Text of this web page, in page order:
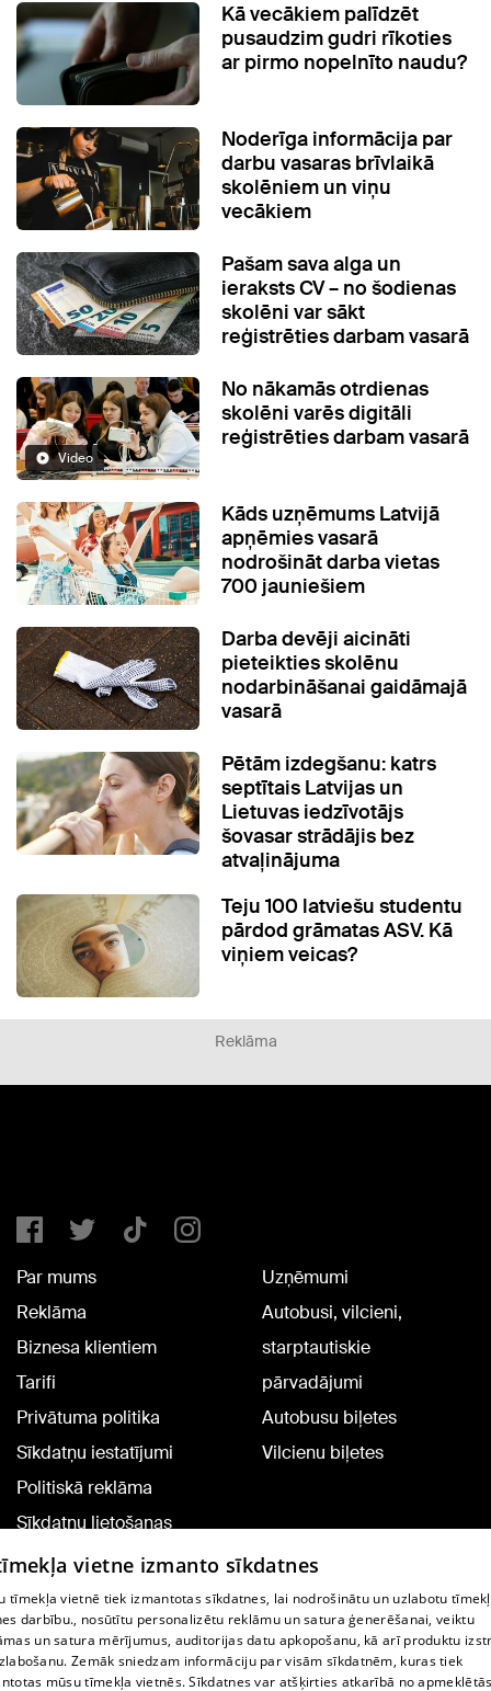
Kā vecākiem palīdzēt
pusaudzim gudri rīkoties
ar pirmo nopelnīto naudu?
Noderīga informācija par
darbu vasaras brīvlaikā
skolēniem un viņu
vecākiem
Pašam sava alga un
ieraksts CV – no šodienas
skolēni var sākt
reģistrēties darbam vasarā
Video
No nākamās otrdienas
skolēni varēs digitāli
reģistrēties darbam vasarā
Kāds uzņēmums Latvijā
apņēmies vasarā
nodrošināt darba vietas
700 jauniešiem
Darba devēji aicināti
pieteikties skolēnu
nodarbināšanai gaidāmajā
vasarā
Pētām izdegšanu: katrs
septītais Latvijas un
Lietuvas iedzīvotājs
šovasar strādājis bez
atvaļinājuma
Teju 100 latviešu studentu
pārdod grāmatas ASV. Kā
viņiem veicas?
Reklāma
Par mums
Reklāma
Biznesa klientiem
Tarifi
Privātuma politika
Sīkdatņu iestatījumi
Politiskā reklāma
Sīkdatņu lietošanas
noteikumi
Komentāru pievienošana
Uzņēmumi
Autobusi, vilcieni,
starptautiskie
pārvadājumi
Autobusu biļetes
Vilcienu biļetes
TV programma
Līguma noteikumi
vietne izmanto sīkdatnes
tīmekļa vietnē tiek izmantotas sīkdatnes, lai nodrošinātu un uzlabotu
darbību., nosūtītu personalizētu reklāmu un satura ģenerēšanai, veiktu
un satura mērījumus, auditorijas datu apkopošanu, kā arī produktu
Zemāk sniedzam informāciju par visām sīkdatnēm, kuras tiek
mūsu tīmekļa vietnēs. Sīkdatnes var atšķirties atkarībā no